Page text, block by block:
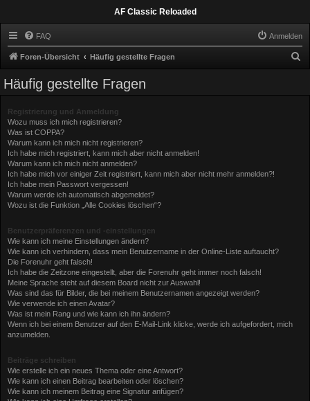
AF Classic Reloaded
FAQ Anmelden
Foren-Übersicht Häufig gestellte Fragen
Häufig gestellte Fragen
Registrierung und Anmeldung
Wozu muss ich mich registrieren?
Was ist COPPA?
Warum kann ich mich nicht registrieren?
Ich habe mich registriert, kann mich aber nicht anmelden!
Warum kann ich mich nicht anmelden?
Ich habe mich vor einiger Zeit registriert, kann mich aber nicht mehr anmelden?!
Ich habe mein Passwort vergessen!
Warum werde ich automatisch abgemeldet?
Wozu ist die Funktion „Alle Cookies löschen“?
Benutzerpräferenzen und -einstellungen
Wie kann ich meine Einstellungen ändern?
Wie kann ich verhindern, dass mein Benutzername in der Online-Liste auftaucht?
Die Forenuhr geht falsch!
Ich habe die Zeitzone eingestellt, aber die Forenuhr geht immer noch falsch!
Meine Sprache steht auf diesem Board nicht zur Auswahl!
Was sind das für Bilder, die bei meinem Benutzernamen angezeigt werden?
Wie verwende ich einen Avatar?
Was ist mein Rang und wie kann ich ihn ändern?
Wenn ich bei einem Benutzer auf den E-Mail-Link klicke, werde ich aufgefordert, mich
anzumelden.
Beiträge schreiben
Wie erstelle ich ein neues Thema oder eine Antwort?
Wie kann ich einen Beitrag bearbeiten oder löschen?
Wie kann ich meinem Beitrag eine Signatur anfügen?